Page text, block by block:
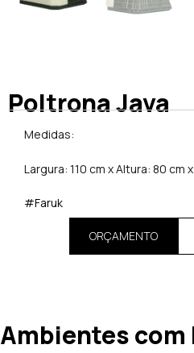
Poltrona Java
Medidas:
Largura: 110 cm x Altura: 80 cm
#Faruk
ORÇAMENTO
Ambientes com